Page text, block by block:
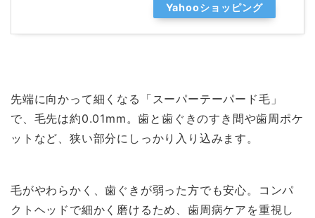
Yahooショッピング
先端に向かって細くなる「スーパーテーパード毛」
で、毛先は約0.01mm。歯と歯ぐきのすき間や歯周ポケ
ットなど、狭い部分にしっかり入り込みます。
毛がやわらかく、歯ぐきが弱った方でも安心。コンパ
クトヘッドで細かく磨けるため、歯周病ケアを重視し